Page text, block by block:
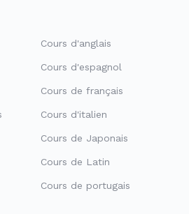
Cours d'anglais
Cours d'espagnol
Cours de français
Cours d'italien
Cours de Japonais
Cours de Latin
Cours de portugais